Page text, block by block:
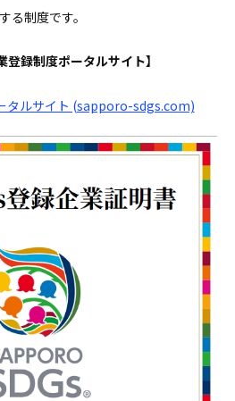
る制度です。
登録制度ポータルサイト】
タルサイト (sapporo-sdgs.com)